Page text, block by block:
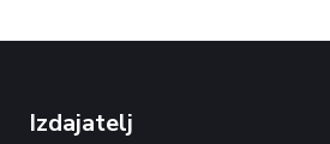
Izdajatelj